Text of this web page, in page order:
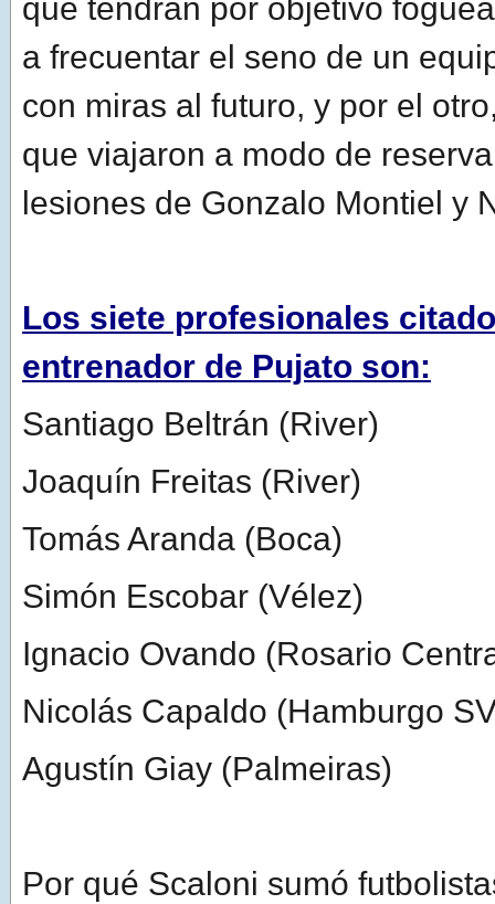
que tendrán por objetivo
a frecuentar el seno de un
con miras al futuro, y por el
que viajaron a modo de
lesiones de Gonzalo Montiel y
Los siete profesionales
entrenador de Pujato son:
Santiago Beltrán (River)
Joaquín Freitas (River)
Tomás Aranda (Boca)
Simón Escobar (Vélez)
Ignacio Ovando (Rosario
Nicolás Capaldo (Hamburgo
Agustín Giay (Palmeiras)
Por qué Scaloni sumó